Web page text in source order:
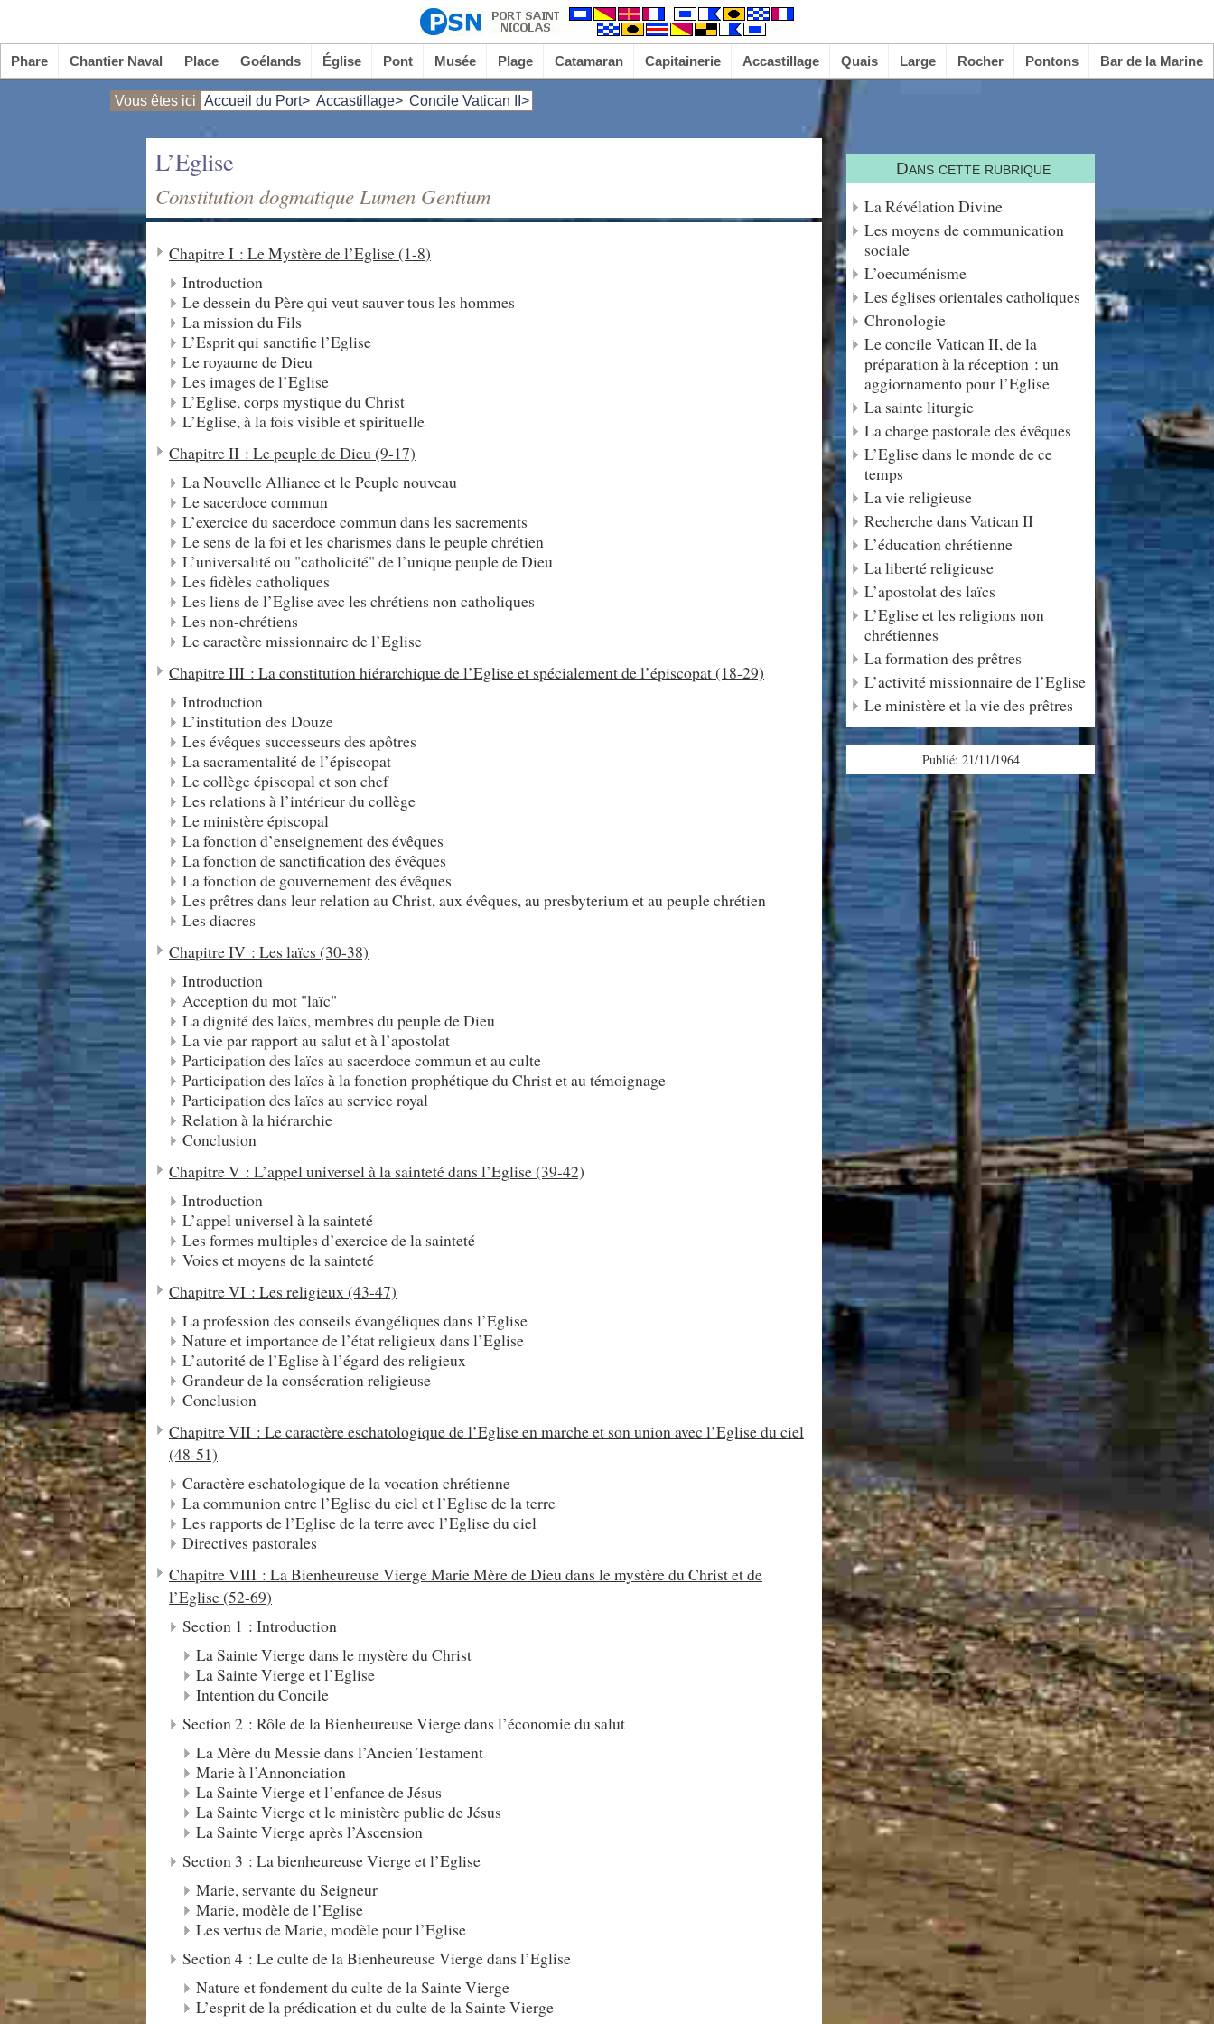
Phare Chantier Naval Place Goélands Église Pont Musée Plage Catamaran Capitainerie Accastillage Quais Large Rocher Pontons Bar de la Marine
Vous êtes ici Accueil du Port> Accastillage> Concile Vatican II>
L’Eglise
Constitution dogmatique Lumen Gentium
Chapitre I : Le Mystère de l’Eglise (1-8)
Introduction
Le dessein du Père qui veut sauver tous les hommes
La mission du Fils
L’Esprit qui sanctifie l’Eglise
Le royaume de Dieu
Les images de l’Eglise
L’Eglise, corps mystique du Christ
L’Eglise, à la fois visible et spirituelle
Chapitre II : Le peuple de Dieu (9-17)
La Nouvelle Alliance et le Peuple nouveau
Le sacerdoce commun
L’exercice du sacerdoce commun dans les sacrements
Le sens de la foi et les charismes dans le peuple chrétien
L’universalité ou "catholicité" de l’unique peuple de Dieu
Les fidèles catholiques
Les liens de l’Eglise avec les chrétiens non catholiques
Les non-chrétiens
Le caractère missionnaire de l’Eglise
Chapitre III : La constitution hiérarchique de l’Eglise et spécialement de l’épiscopat (18-29)
Introduction
L’institution des Douze
Les évêques successeurs des apôtres
La sacramentalité de l’épiscopat
Le collège épiscopal et son chef
Les relations à l’intérieur du collège
Le ministère épiscopal
La fonction d’enseignement des évêques
La fonction de sanctification des évêques
La fonction de gouvernement des évêques
Les prêtres dans leur relation au Christ, aux évêques, au presbyterium et au peuple chrétien
Les diacres
Chapitre IV : Les laïcs (30-38)
Introduction
Acception du mot "laïc"
La dignité des laïcs, membres du peuple de Dieu
La vie par rapport au salut et à l’apostolat
Participation des laïcs au sacerdoce commun et au culte
Participation des laïcs à la fonction prophétique du Christ et au témoignage
Participation des laïcs au service royal
Relation à la hiérarchie
Conclusion
Chapitre V : L’appel universel à la sainteté dans l’Eglise (39-42)
Introduction
L’appel universel à la sainteté
Les formes multiples d’exercice de la sainteté
Voies et moyens de la sainteté
Chapitre VI : Les religieux (43-47)
La profession des conseils évangéliques dans l’Eglise
Nature et importance de l’état religieux dans l’Eglise
L’autorité de l’Eglise à l’égard des religieux
Grandeur de la consécration religieuse
Conclusion
Chapitre VII : Le caractère eschatologique de l’Eglise en marche et son union avec l’Eglise du ciel
(48-51)
Caractère eschatologique de la vocation chrétienne
La communion entre l’Eglise du ciel et l’Eglise de la terre
Les rapports de l’Eglise de la terre avec l’Eglise du ciel
Directives pastorales
Chapitre VIII : La Bienheureuse Vierge Marie Mère de Dieu dans le mystère du Christ et de
l’Eglise (52-69)
Section 1 : Introduction
La Sainte Vierge dans le mystère du Christ
La Sainte Vierge et l’Eglise
Intention du Concile
Section 2 : Rôle de la Bienheureuse Vierge dans l’économie du salut
La Mère du Messie dans l’Ancien Testament
Marie à l’Annonciation
La Sainte Vierge et l’enfance de Jésus
La Sainte Vierge et le ministère public de Jésus
La Sainte Vierge après l’Ascension
Section 3 : La bienheureuse Vierge et l’Eglise
Marie, servante du Seigneur
Marie, modèle de l’Eglise
Les vertus de Marie, modèle pour l’Eglise
Section 4 : Le culte de la Bienheureuse Vierge dans l’Eglise
Nature et fondement du culte de la Sainte Vierge
L’esprit de la prédication et du culte de la Sainte Vierge
Dans cette rubrique
La Révélation Divine
Les moyens de communication
sociale
L’oecuménisme
Les églises orientales catholiques
Chronologie
Le concile Vatican II, de la
préparation à la réception : un
aggiornamento pour l’Eglise
La sainte liturgie
La charge pastorale des évêques
L’Eglise dans le monde de ce
temps
La vie religieuse
Recherche dans Vatican II
L’éducation chrétienne
La liberté religieuse
L’apostolat des laïcs
L’Eglise et les religions non
chrétiennes
La formation des prêtres
L’activité missionnaire de l’Eglise
Le ministère et la vie des prêtres
Publié: 21/11/1964